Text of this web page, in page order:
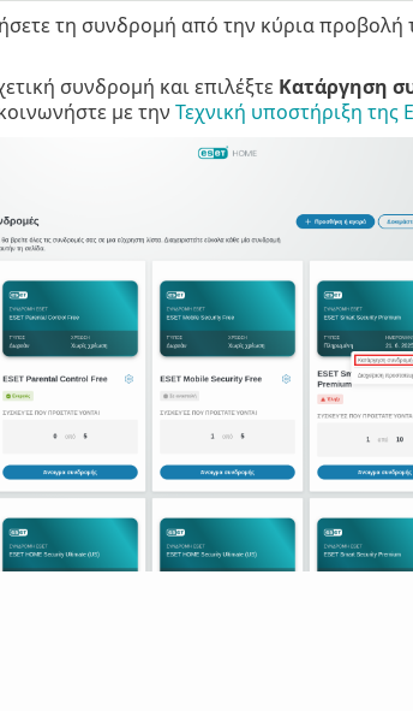
τη συνδρομή από την κύρια προβολή
συνδρομή και επιλέξτε Κατάργηση
με την Τεχνική υποστήριξη της